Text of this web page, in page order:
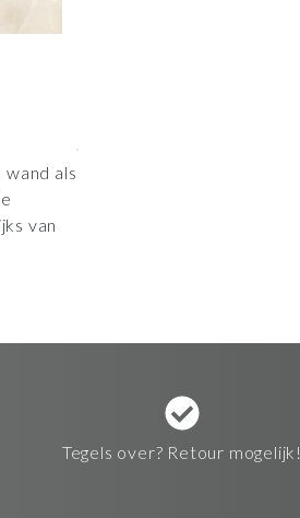
als
van
Tegels over? Retour mogelijk!